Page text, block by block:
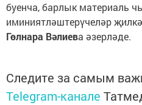
буенча, барлык материаль
иминиятләштерүчеләр
Гөлнара Вәлиева әзерләде.
Следите за самым
Telegram-канале